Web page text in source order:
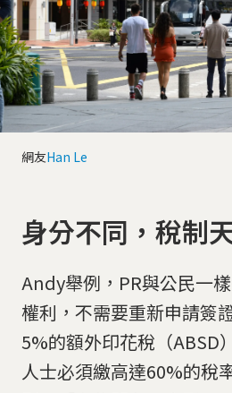
網友Han Le
身分不同，稅制
Andy舉例，PR與公民一
權利，不需要重新申請簽
5%的額外印花稅（ABSD
人士必須繳高達60%的稅